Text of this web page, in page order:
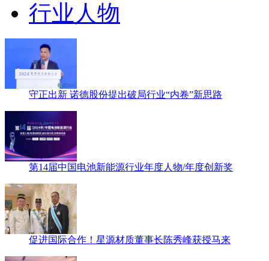
行业人物
守正出新 诺德股份提出破局行业“内卷”新思路
第14届中国电池新能源行业年度人物/年度创新奖
促进国际合作！星源材质董事长陈秀峰获授马来